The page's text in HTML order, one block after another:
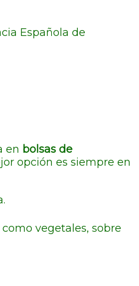
Española de
en bolsas de
opción es siempre en
vegetales, sobre